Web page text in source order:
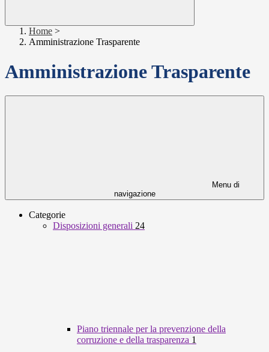
Home >
Amministrazione Trasparente
Amministrazione Trasparente
Menu di
navigazione
Categorie
Disposizioni generali 24
Piano triennale per la prevenzione della
corruzione e della trasparenza 1